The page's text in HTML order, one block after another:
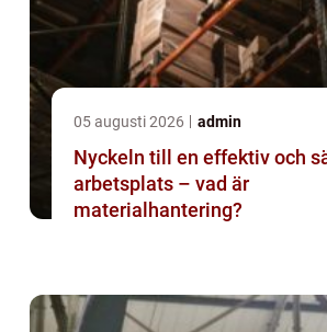
05 augusti 2026 admin
Nyckeln till en effektiv och
arbetsplats – vad är
materialhantering?